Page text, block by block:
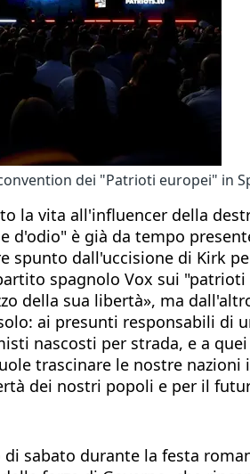
dei "Patrioti europei" in
vita all'influencer della
d'odio" è già da tempo
dall'uccisione di Kirk
spagnolo Vox sui
della sua libertà», ma
ai presunti responsabili
nascosti per strada, e a
trascinare le nostre
dei nostri popoli e per il
sabato durante la festa